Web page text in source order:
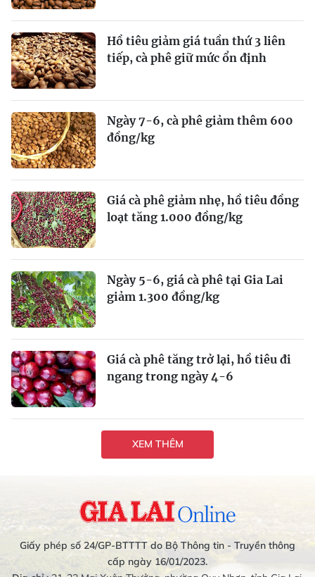
Hồ tiêu giảm giá tuần thứ 3 liên
tiếp, cà phê giữ mức ổn định
Ngày 7-6, cà phê giảm thêm 600
đồng/kg
Giá cà phê giảm nhẹ, hồ tiêu đồng
loạt tăng 1.000 đồng/kg
Ngày 5-6, giá cà phê tại Gia Lai
giảm 1.300 đồng/kg
Giá cà phê tăng trở lại, hồ tiêu đi
ngang trong ngày 4-6
XEM THÊM
Giấy phép số 24/GP-BTTTT do Bộ Thông tin - Truyền thông
cấp ngày 16/01/2023.